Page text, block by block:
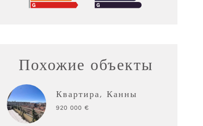
Похожие объекты
Квартира, Канны
920 000 €